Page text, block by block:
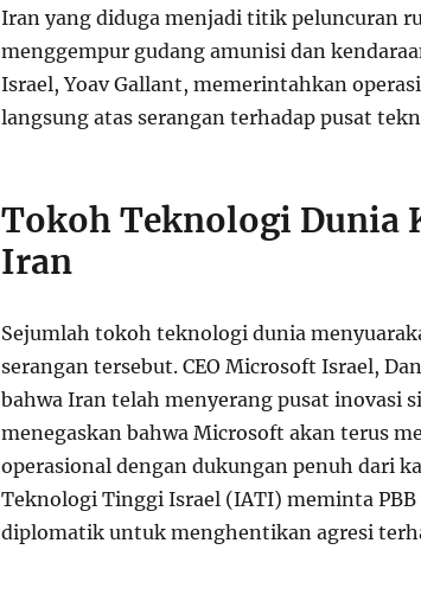
Iran yang diduga menjadi titik peluncuran
menggempur gudang amunisi dan
Israel, Yoav Gallant, memerintahkan
langsung atas serangan terhadap pusat
Tokoh Teknologi Dunia
Iran
Sejumlah tokoh teknologi dunia
serangan tersebut. CEO Microsoft Israel,
bahwa Iran telah menyerang pusat inovasi
menegaskan bahwa Microsoft akan terus
operasional dengan dukungan penuh dari
Teknologi Tinggi Israel (IATI) meminta
diplomatik untuk menghentikan agresi